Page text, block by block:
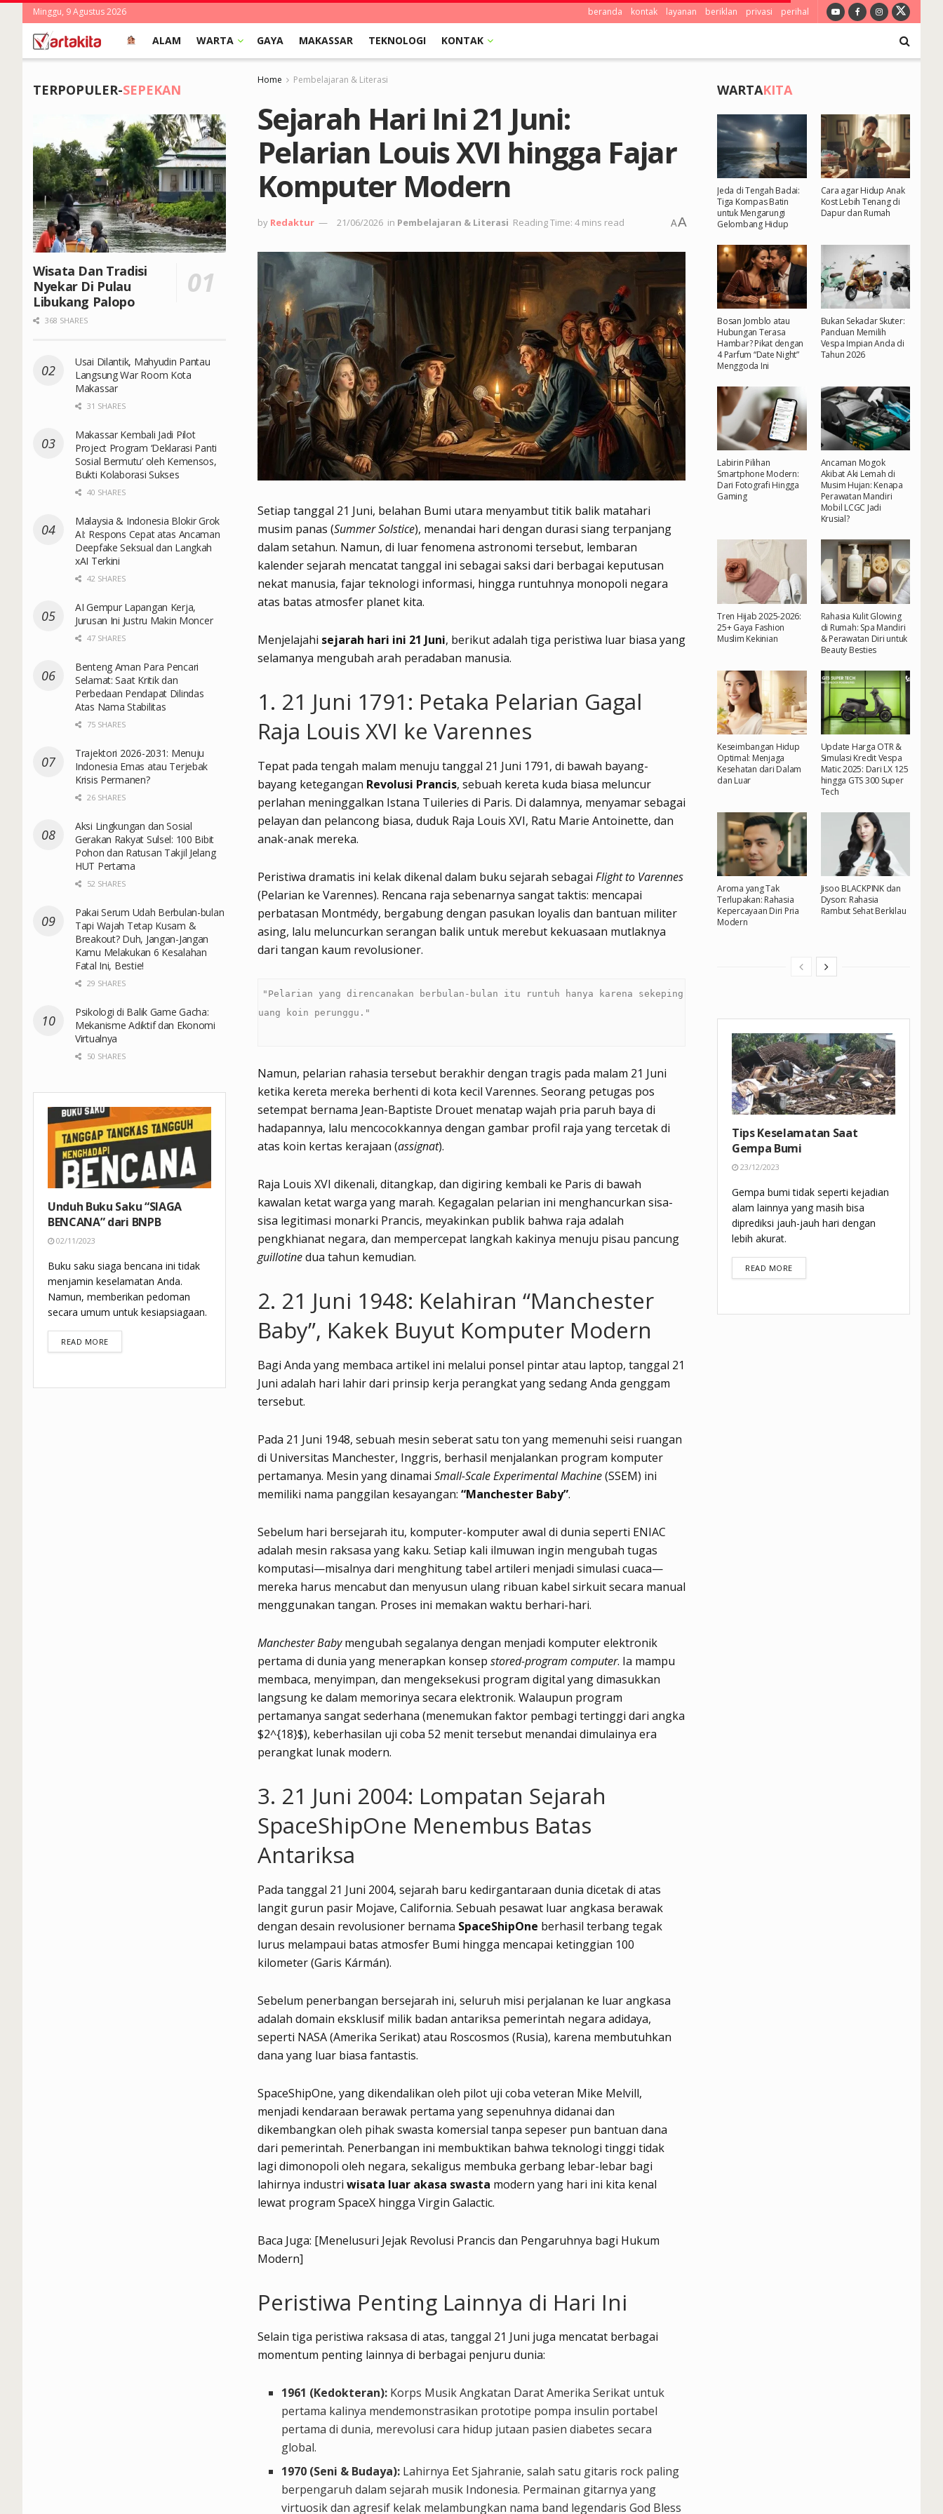
Minggu, 9 Agustus 2026 beranda kontak layanan beriklan privasi perihal
ALAM WARTA GAYA MAKASSAR TEKNOLOGI KONTAK
Home Pembelajaran & Literasi
Sejarah Hari Ini 21 Juni:
Pelarian Louis XVI hingga Fajar
Komputer Modern
by Redaktur 21/06/2026 in Pembelajaran & Literasi Reading Time: 4 mins read AA
Setiap tanggal 21 Juni, belahan Bumi utara menyambut titik balik matahari
musim panas (Summer Solstice), menandai hari dengan durasi siang terpanjang
dalam setahun. Namun, di luar fenomena astronomi tersebut, lembaran
kalender sejarah mencatat tanggal ini sebagai saksi dari berbagai keputusan
nekat manusia, fajar teknologi informasi, hingga runtuhnya monopoli negara
atas batas atmosfer planet kita.
Menjelajahi sejarah hari ini 21 Juni, berikut adalah tiga peristiwa luar biasa yang
selamanya mengubah arah peradaban manusia.
1. 21 Juni 1791: Petaka Pelarian Gagal
Raja Louis XVI ke Varennes
Tepat pada tengah malam menuju tanggal 21 Juni 1791, di bawah bayang-
bayang ketegangan Revolusi Prancis, sebuah kereta kuda biasa meluncur
perlahan meninggalkan Istana Tuileries di Paris. Di dalamnya, menyamar sebagai
pelayan dan pelancong biasa, duduk Raja Louis XVI, Ratu Marie Antoinette, dan
anak-anak mereka.
Peristiwa dramatis ini kelak dikenal dalam buku sejarah sebagai Flight to Varennes
(Pelarian ke Varennes). Rencana raja sebenarnya sangat taktis: mencapai
perbatasan Montmédy, bergabung dengan pasukan loyalis dan bantuan militer
asing, lalu meluncurkan serangan balik untuk merebut kekuasaan mutlaknya
dari tangan kaum revolusioner.
"Pelarian yang direncanakan berbulan-bulan itu runtuh hanya karena sekeping
Namun, pelarian rahasia tersebut berakhir dengan tragis pada malam 21 Juni
ketika kereta mereka berhenti di kota kecil Varennes. Seorang petugas pos
setempat bernama Jean-Baptiste Drouet menatap wajah pria paruh baya di
hadapannya, lalu mencocokkannya dengan gambar profil raja yang tercetak di
atas koin kertas kerajaan (assignat).
Raja Louis XVI dikenali, ditangkap, dan digiring kembali ke Paris di bawah
kawalan ketat warga yang marah. Kegagalan pelarian ini menghancurkan sisa-
sisa legitimasi monarki Prancis, meyakinkan publik bahwa raja adalah
pengkhianat negara, dan mempercepat langkah kakinya menuju pisau pancung
guillotinedua tahun kemudian.
2. 21 Juni 1948: Kelahiran “Manchester
Baby”, Kakek Buyut Komputer Modern
Bagi Anda yang membaca artikel ini melalui ponsel pintar atau laptop, tanggal 21
Juni adalah hari lahir dari prinsip kerja perangkat yang sedang Anda genggam
tersebut.
Pada 21 Juni 1948, sebuah mesin seberat satu ton yang memenuhi seisi ruangan
di Universitas Manchester, Inggris, berhasil menjalankan program komputer
pertamanya. Mesin yang dinamai Small-Scale Experimental Machine(SSEM) ini
memiliki nama panggilan kesayangan: “Manchester Baby”.
Sebelum hari bersejarah itu, komputer-komputer awal di dunia seperti ENIAC
adalah mesin raksasa yang kaku. Setiap kali ilmuwan ingin mengubah tugas
komputasi—misalnya dari menghitung tabel artileri menjadi simulasi cuaca—
mereka harus mencabut dan menyusun ulang ribuan kabel sirkuit secara manual
menggunakan tangan. Proses ini memakan waktu berhari-hari.
Manchester Babymengubah segalanya dengan menjadi komputer elektronik
pertama di dunia yang menerapkan konsep stored-program computer. Ia mampu
membaca, menyimpan, dan mengeksekusi program digital yang dimasukkan
langsung ke dalam memorinya secara elektronik. Walaupun program
pertamanya sangat sederhana (menemukan faktor pembagi tertinggi dari angka
$2^{18}$), keberhasilan uji coba 52 menit tersebut menandai dimulainya era
perangkat lunak modern.
3. 21 Juni 2004: Lompatan Sejarah
SpaceShipOne Menembus Batas
Antariksa
Pada tanggal 21 Juni 2004, sejarah baru kedirgantaraan dunia dicetak di atas
langit gurun pasir Mojave, California. Sebuah pesawat luar angkasa berawak
dengan desain revolusioner bernama SpaceShipOne berhasil terbang tegak
lurus melampaui batas atmosfer Bumi hingga mencapai ketinggian 100
kilometer (Garis Kármán).
Sebelum penerbangan bersejarah ini, seluruh misi perjalanan ke luar angkasa
adalah domain eksklusif milik badan antariksa pemerintah negara adidaya,
seperti NASA (Amerika Serikat) atau Roscosmos (Rusia), karena membutuhkan
dana yang luar biasa fantastis.
SpaceShipOne, yang dikendalikan oleh pilot uji coba veteran Mike Melvill,
menjadi kendaraan berawak pertama yang sepenuhnya didanai dan
dikembangkan oleh pihak swasta komersial tanpa sepeser pun bantuan dana
dari pemerintah. Penerbangan ini membuktikan bahwa teknologi tinggi tidak
lagi dimonopoli oleh negara, sekaligus membuka gerbang lebar-lebar bagi
lahirnya industri wisata luar akasa swasta modern yang hari ini kita kenal
lewat program SpaceX hingga Virgin Galactic.
Baca Juga: [Menelusuri Jejak Revolusi Prancis dan Pengaruhnya bagi Hukum
Modern]
Peristiwa Penting Lainnya di Hari Ini
Selain tiga peristiwa raksasa di atas, tanggal 21 Juni juga mencatat berbagai
momentum penting lainnya di berbagai penjuru dunia:
1961 (Kedokteran): Korps Musik Angkatan Darat Amerika Serikat untuk
pertama kalinya mendemonstrasikan prototipe pompa insulin portabel
pertama di dunia, merevolusi cara hidup jutaan pasien diabetes secara
global.
1970 (Seni & Budaya): Lahirnya Eet Sjahranie, salah satu gitaris rock paling
berpengaruh dalam sejarah musik Indonesia. Permainan gitarnya yang
virtuosik dan agresif kelak melambungkan nama band legendaris God Bless
TERPOPULER-SEPEKAN
Wisata Dan Tradisi
Nyekar Di Pulau
Libukang Palopo
368 SHARES
Usai Dilantik, Mahyudin Pantau
Langsung War Room Kota
Makassar
31 SHARES
Makassar Kembali Jadi Pilot
Project Program ‘Deklarasi Panti
Sosial Bermutu’ oleh Kemensos,
Bukti Kolaborasi Sukses
40 SHARES
Malaysia & Indonesia Blokir Grok
AI: Respons Cepat atas Ancaman
Deepfake Seksual dan Langkah
xAI Terkini
42 SHARES
AI Gempur Lapangan Kerja,
Jurusan Ini Justru Makin Moncer
47 SHARES
Benteng Aman Para Pencari
Selamat: Saat Kritik dan
Perbedaan Pendapat Dilindas
Atas Nama Stabilitas
75 SHARES
Trajektori 2026-2031: Menuju
Indonesia Emas atau Terjebak
Krisis Permanen?
26 SHARES
Aksi Lingkungan dan Sosial
Gerakan Rakyat Sulsel: 100 Bibit
Pohon dan Ratusan Takjil Jelang
HUT Pertama
52 SHARES
Pakai Serum Udah Berbulan-bulan
Tapi Wajah Tetap Kusam &
Breakout? Duh, Jangan-Jangan
Kamu Melakukan 6 Kesalahan
Fatal Ini, Bestie!
29 SHARES
Psikologi di Balik Game Gacha:
Mekanisme Adiktif dan Ekonomi
Virtualnya
50 SHARES
Unduh Buku Saku “SIAGA
BENCANA” dari BNPB
02/11/2023
Buku saku siaga bencana ini tidak
menjamin keselamatan Anda.
Namun, memberikan pedoman
secara umum untuk kesiapsiagaan.
READ MOREDETAILS
WARTAKITA
Jeda di Tengah Badai:
Tiga Kompas Batin
untuk Mengarungi
Gelombang Hidup
Cara agar Hidup Anak
Kost Lebih Tenang di
Dapur dan Rumah
Bosan Jomblo atau
Hubungan Terasa
Hambar? Pikat dengan
4 Parfum “Date Night”
Menggoda Ini
Bukan Sekadar Skuter:
Panduan Memilih
Vespa Impian Anda di
Tahun 2026
Labirin Pilihan
Smartphone Modern:
Dari Fotografi Hingga
Gaming
Ancaman Mogok
Akibat Aki Lemah di
Musim Hujan: Kenapa
Perawatan Mandiri
Mobil LCGC Jadi
Krusial?
Tren Hijab 2025-2026:
25+ Gaya Fashion
Muslim Kekinian
Rahasia Kulit Glowing
di Rumah: Spa Mandiri
& Perawatan Diri untuk
Beauty Besties
Keseimbangan Hidup
Optimal: Menjaga
Kesehatan dari Dalam
dan Luar
Update Harga OTR &
Simulasi Kredit Vespa
Matic 2025: Dari LX 125
hingga GTS 300 Super
Tech
Aroma yang Tak
Terlupakan: Rahasia
Kepercayaan Diri Pria
Modern
Jisoo BLACKPINK dan
Dyson: Rahasia
Rambut Sehat Berkilau
Tips Keselamatan Saat
Gempa Bumi
23/12/2023
Gempa bumi tidak seperti kejadian
alam lainnya yang masih bisa
diprediksi jauh-jauh hari dengan
lebih akurat.
READ MOREDETAILS